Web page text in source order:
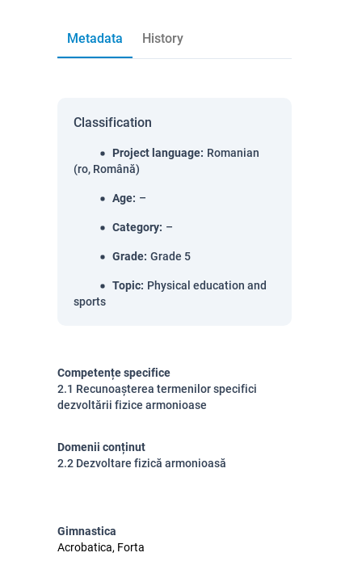
Metadata History
Classification
Project language: Romanian
(ro, Română)
Age: –
Category: –
Grade: Grade 5
Topic: Physical education and
sports
Competențe specifice
2.1 Recunoașterea termenilor specifici
dezvoltării fizice armonioase
Domenii conținut
2.2 Dezvoltare fizică armonioasă
Gimnastica
Acrobatica, Forta